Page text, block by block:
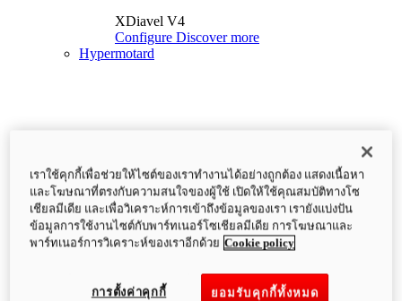
XDiavel V4
Configure Discover more
Hypermotard
เราใช้คุกกี้เพื่อช่วยให้ไซต์ของเราทำงานได้อย่างถูกต้อง แสดงเนื้อหา
และโฆษณาที่ตรงกับความสนใจของผู้ใช้ เปิดให้ใช้คุณสมบัติทางโซ
เชียลมีเดีย และเพื่อวิเคราะห์การเข้าถึงข้อมูลของเรา เรายังแบ่งปัน
ข้อมูลการใช้งานไซต์กับพาร์ทเนอร์โซเชียลมีเดีย การโฆษณาและ
พาร์ทเนอร์การวิเคราะห์ของเราอีกด้วย Cookie policy
ยอมรับคุกกี้ทั้งหมด
การตั้งค่าคุกกี้